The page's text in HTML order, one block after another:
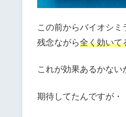
この前からバイオシ
残念ながら全く効いて
これが効果あるかない
期待してたんですが・